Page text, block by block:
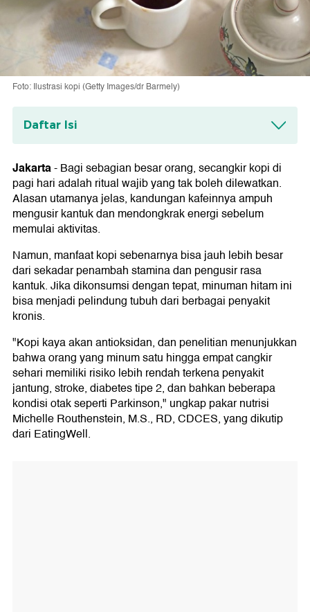
Foto: Ilustrasi kopi (Getty Images/dr Barmely)
Daftar Isi
Senjata Ampuh Kendalikan Gula Darah
Pasca-Makan
Menurunkan Kolesterol hingga Meredam
Peradangan
Jakarta-Bagi sebagian besar orang, secangkir kopi di
pagi hari adalah ritual wajib yang tak boleh dilewatkan.
Alasan utamanya jelas, kandungan kafeinnya ampuh
mengusir kantuk dan mendongkrak energi sebelum
memulai aktivitas.
Namun, manfaat kopi sebenarnya bisa jauh lebih besar
dari sekadar penambah stamina dan pengusir rasa
kantuk. Jika dikonsumsi dengan tepat, minuman hitam ini
bisa menjadi pelindung tubuh dari berbagai penyakit
kronis.
"Kopi kaya akan antioksidan, dan penelitian menunjukkan
bahwa orang yang minum satu hingga empat cangkir
sehari memiliki risiko lebih rendah terkena penyakit
jantung, stroke, diabetes tipe 2, dan bahkan beberapa
kondisi otak seperti Parkinson," ungkap pakar nutrisi
Michelle Routhenstein, M.S., RD, CDCES, yang dikutip
dari EatingWell.